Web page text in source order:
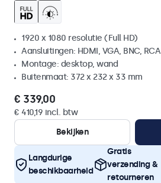
1920 x 1080 resolutie (Full HD)
Aansluitingen: HDMI, VGA, BNC, RCA
Montage: desktop, wand
Buitenmaat: 372 x 232 x 33 mm
€ 339,00
€ 410,19 incl. btw
Bekijken
Langdurige
beschikbaarheid
Gratis
verzending &
retourneren